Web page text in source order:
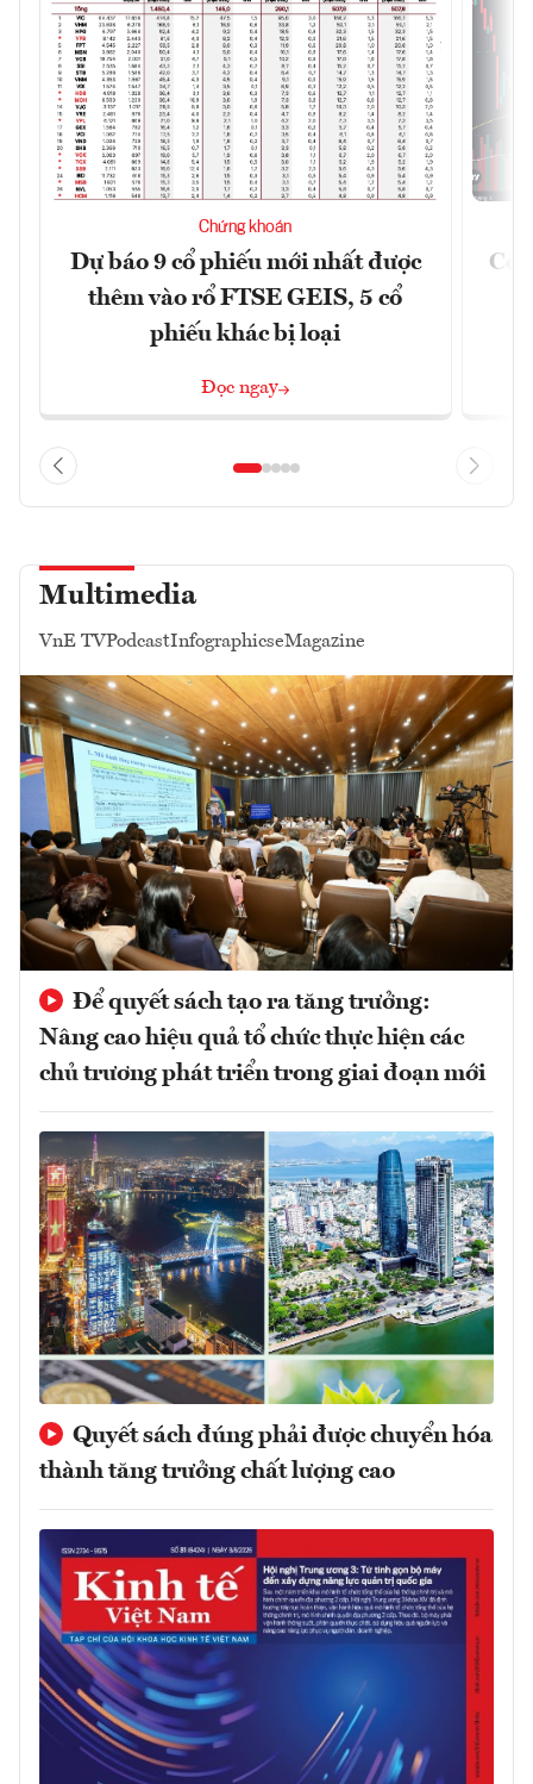
Chứng khoán
Dự báo 9 cổ phiếu mới nhất được
thêm vào rổ FTSE GEIS, 5 cổ
phiếu khác bị loại
Đọc ngay
Có
Multimedia
VnE TVPodcastInfographicseMagazine
Để quyết sách tạo ra tăng trưởng:
Nâng cao hiệu quả tổ chức thực hiện các
chủ trương phát triển trong giai đoạn mới
Quyết sách đúng phải được chuyển hóa
thành tăng trưởng chất lượng cao